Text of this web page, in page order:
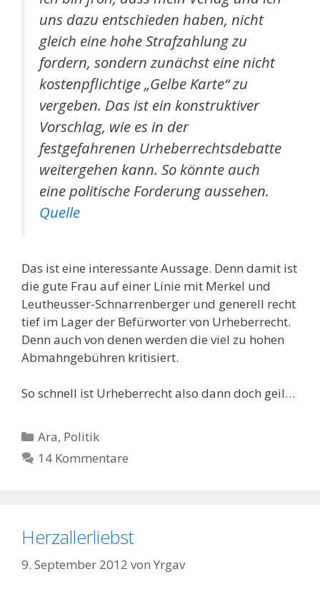
uns dazu entschieden haben, nicht
gleich eine hohe Strafzahlung zu
fordern, sondern zunächst eine nicht
kostenpflichtige „Gelbe Karte“ zu
vergeben. Das ist ein konstruktiver
Vorschlag, wie es in der
festgefahrenen Urheberrechtsdebatte
weitergehen kann. So könnte auch
eine politische Forderung aussehen.
Quelle
Das ist eine interessante Aussage. Denn damit ist
die gute Frau auf einer Linie mit Merkel und
Leutheusser-Schnarrenberger und generell recht
tief im Lager der Befürworter von Urheberrecht.
Denn auch von denen werden die viel zu hohen
Abmahngebühren kritisiert.
So schnell ist Urheberrecht also dann doch geil…
Kategorien
Ara, Politik
14 Kommentare
Herzallerliebst
9. September 2012 von Yrgav